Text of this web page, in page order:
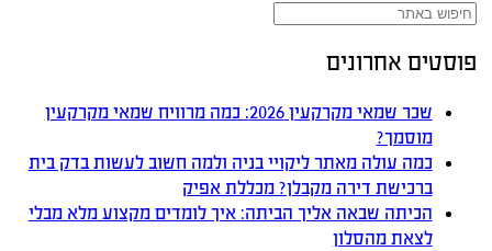
פוסטים אחרונים
שכר שמאי מקרקעין 2026: כמה מרוויח שמאי מקרקעין
מוסמך?
כמה עולה מאתר ליקויי בניה ולמה חשוב לעשות בדק בית
ברכישת דירה מקבלן? מכללת אפיק
הכיתה שבאה אליך הביתה: איך לומדים מקצוע מלא מבלי
לצאת מהסלון